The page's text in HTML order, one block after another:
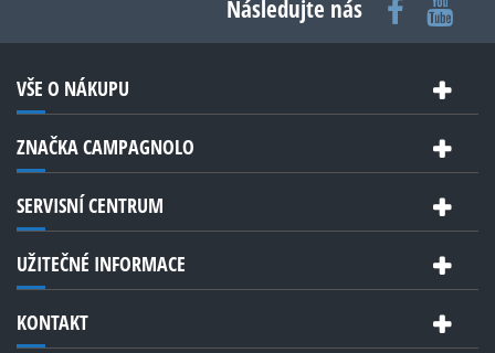
Následujte nás
VŠE O NÁKUPU
ZNAČKA CAMPAGNOLO
SERVISNÍ CENTRUM
UŽITEČNÉ INFORMACE
KONTAKT